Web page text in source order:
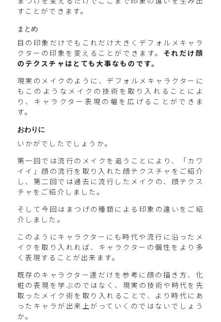
すことができます。
まとめ
目の印象だけでもこれだけ大きくデフォルメキャラ
クターの印象を変えることができます。 それだけ顔
のテクスチャはとても大事なものです。
現実のメイクのように、デフォルメキャラクターに
もこのようなメイクの技術を取り入れることによ
り、キャラクター表現の幅を広げることができま
す。
おわりに
いかがでしたでしょうか。
第一回では流行のメイクを追うことにより、「カワ
イイ」顔の流行を取り入れた顔テクスチャをご紹介
し、第二回では過去に流行したメイクの、顔テクス
チャをご紹介しました。
そして今回はまつげの種類による印象の違いをご紹
介しました。
このようにキャラクターにも時代や流行に沿ったメ
イクを取り入れれば、キャラクターの個性をより多
く表現することが出来ます。
既存のキャラクター達だけを参考に顔の描き方、化
粧の表現を学ぶのではなく、現実の技術や時代を先
取ったメイク術を取り入れることで、より時代にあ
ったキャラが出来上がっていくのではないでしょう
か。